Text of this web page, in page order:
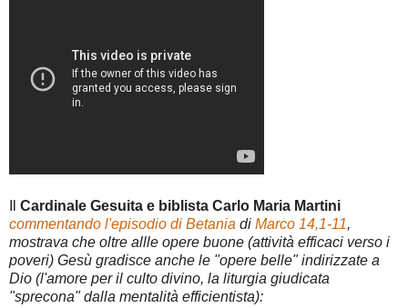
Cardinale Gesuita e biblista Carlo Maria Martini
commentando l'episodio di Betania di Marco 14,1-11,
mostrava che oltre allle opere buone (attività efficaci verso i
poveri) Gesù gradisce anche le "opere belle" indirizzate a
Dio (l'amore per il culto divino, la liturgia giudicata
"sprecona" dalla mentalità efficientista):